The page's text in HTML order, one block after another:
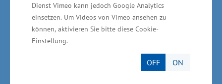
Dienst Vimeo kann jedoch Google Analytics
einsetzen. Um Videos von Vimeo ansehen zu
können, aktivieren Sie bitte diese Cookie-
Einstellung.
OFF ON
Ministerium für Wirtschaft, Infrastruktur,
Tourismus und Arbeit Mecklenburg-Vorpommern
Invest in MV - Wirtschaftsfördergesellschaft des